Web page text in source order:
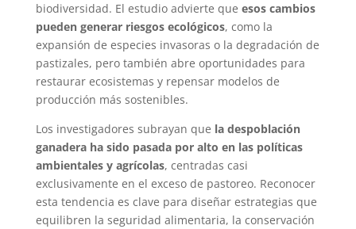
biodiversidad. El estudio advierte que esos cambios
pueden generar riesgos ecológicos, como la
expansión de especies invasoras o la degradación de
pastizales, pero también abre oportunidades para
restaurar ecosistemas y repensar modelos de
producción más sostenibles.
Los investigadores subrayan que la despoblación
ganadera ha sido pasada por alto en las políticas
ambientales y agrícolas, centradas casi
exclusivamente en el exceso de pastoreo. Reconocer
esta tendencia es clave para diseñar estrategias que
equilibren la seguridad alimentaria, la conservación